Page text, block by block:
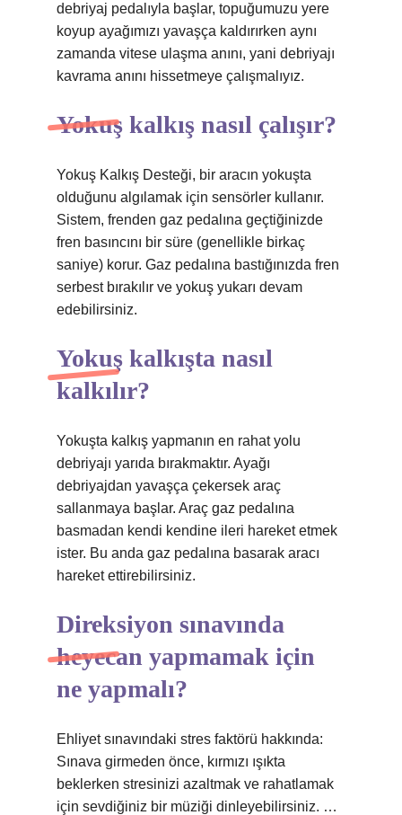
debriyaj pedalıyla başlar, topuğumuzu yere
koyup ayağımızı yavaşça kaldırırken aynı
zamanda vitese ulaşma anını, yani debriyajı
kavrama anını hissetmeye çalışmalıyız.
Yokuş kalkış nasıl çalışır?
Yokuş Kalkış Desteği, bir aracın yokuşta
olduğunu algılamak için sensörler kullanır.
Sistem, frenden gaz pedalına geçtiğinizde
fren basıncını bir süre (genellikle birkaç
saniye) korur. Gaz pedalına bastığınızda fren
serbest bırakılır ve yokuş yukarı devam
edebilirsiniz.
Yokuş kalkışta nasıl
kalkılır?
Yokuşta kalkış yapmanın en rahat yolu
debriyajı yarıda bırakmaktır. Ayağı
debriyajdan yavaşça çekersek araç
sallanmaya başlar. Araç gaz pedalına
basmadan kendi kendine ileri hareket etmek
ister. Bu anda gaz pedalına basarak aracı
hareket ettirebilirsiniz.
Direksiyon sınavında
heyecan yapmamak için
ne yapmalı?
Ehliyet sınavındaki stres faktörü hakkında:
Sınava girmeden önce, kırmızı ışıkta
beklerken stresinizi azaltmak ve rahatlamak
için sevdiğiniz bir müziği dinleyebilirsiniz. …